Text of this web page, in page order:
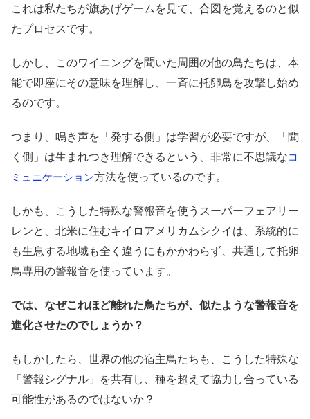
これは私たちが旗あげゲームを見て、合図を覚えるのと似
たプロセスです。
しかし、このワイニングを聞いた周囲の他の鳥たちは、本
能で即座にその意味を理解し、一斉に托卵鳥を攻撃し始め
るのです。
つまり、鳴き声を「発する側」は学習が必要ですが、「聞
く側」は生まれつき理解できるという、非常に不思議なコ
ミュニケーション方法を使っているのです。
しかも、こうした特殊な警報音を使うスーパーフェアリー
レンと、北米に住むキイロアメリカムシクイは、系統的に
も生息する地域も全く違うにもかかわらず、共通して托卵
鳥専用の警報音を使っています。
では、なぜこれほど離れた鳥たちが、似たような警報音を
進化させたのでしょうか？
もしかしたら、世界の他の宿主鳥たちも、こうした特殊な
「警報シグナル」を共有し、種を超えて協力し合っている
可能性があるのではないか？